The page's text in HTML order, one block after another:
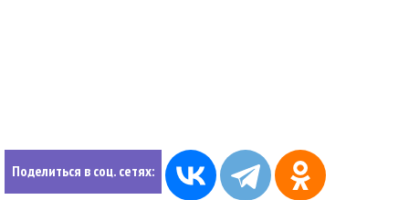
Поделиться в соц. сетях: